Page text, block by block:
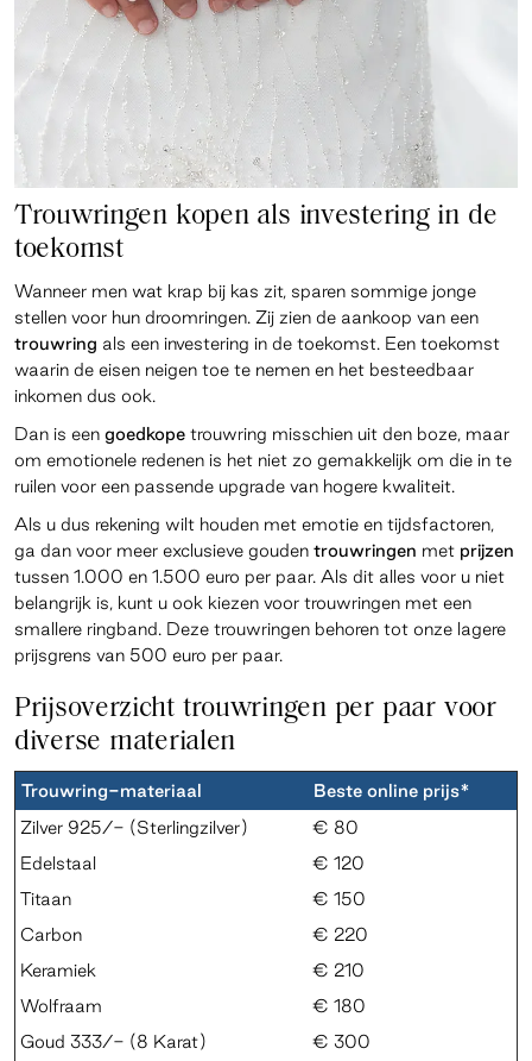
Trouwringen kopen als investering in de
toekomst
Wanneer men wat krap bij kas zit, sparen sommige jonge
stellen voor hun droomringen. Zij zien de aankoop van een
trouwring als een investering in de toekomst. Een toekomst
waarin de eisen neigen toe te nemen en het besteedbaar
inkomen dus ook.
Dan is een goedkope trouwring misschien uit den boze, maar
om emotionele redenen is het niet zo gemakkelijk om die in te
ruilen voor een passende upgrade van hogere kwaliteit.
Als u dus rekening wilt houden met emotie en tijdsfactoren,
ga dan voor meer exclusieve gouden trouwringen met prijzen
tussen 1.000 en 1.500 euro per paar. Als dit alles voor u niet
belangrijk is, kunt u ook kiezen voor trouwringen met een
smallere ringband. Deze trouwringen behoren tot onze lagere
prijsgrens van 500 euro per paar.
Prijsoverzicht trouwringen per paar voor
diverse materialen
Trouwring-materiaal
Beste online prijs*
Zilver 925/- (Sterlingzilver)
€ 80
Edelstaal
€ 120
Titaan
€ 150
Carbon
€ 220
Keramiek
€ 210
Wolfraam
€ 180
Goud 333/- (8 Karat)
€ 300